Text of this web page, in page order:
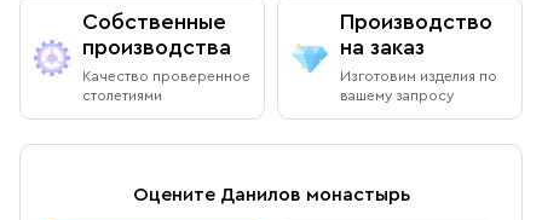
Собственные
производства
Качество проверенное
столетиями
Производство
на заказ
Изготовим изделия по
вашему запросу
Оцените Данилов монастырь